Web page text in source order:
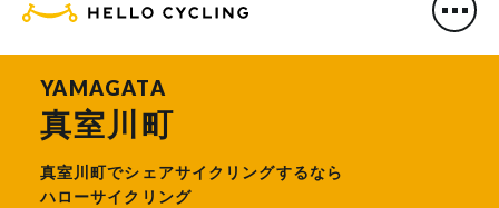
HELLO CYCLING（ハローサ
YAMAGATA
真室川町
真室川町でシェアサイクリングするなら
ハローサイクリング